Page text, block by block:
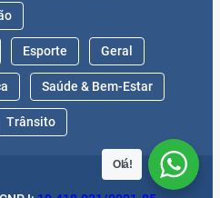
Esporte Geral
Saúde & Bem-Estar
Trânsito
Olá!